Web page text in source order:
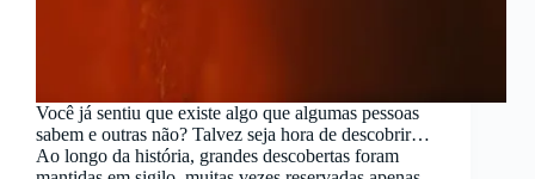
Você já sentiu que existe algo que algumas pessoas
sabem e outras não? Talvez seja hora de descobrir…
Ao longo da história, grandes descobertas foram